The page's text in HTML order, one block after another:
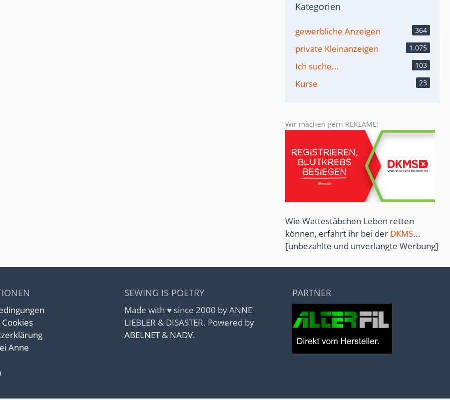
Kategorien
gewerbliche Anzeigen 364
private Kleinanzeigen 1.075
Ich suche... 103
Kurse 23
Wir machen gern REKLAME:
Wie Wattestäbchen Leben retten
können, erfahrt ihr bei der DKMS...
[unbezahlte und unverlangte Werbung]
Cookies
Anne
SEWING IS POETRY
Made with ♥ since 2000 by ANNE
LIEBLER & DISASTER. Powered by
ABELNET& NADV.
PARTNER